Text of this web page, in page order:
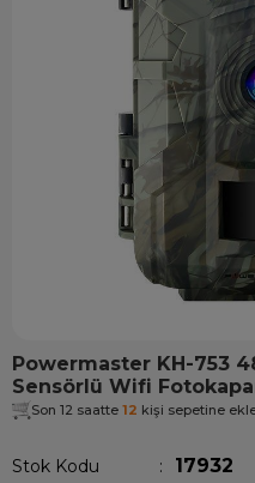
Powermaster KH-753
Sensörlü Wifi
Son 12 saatte 12 kişi sepetine
Stok Kodu 17932